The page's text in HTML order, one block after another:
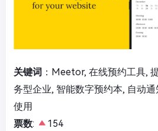
关键词 ：Meetor, 在线预约工具,
务型企业, 智能数字预约本, 自动
使用
票数:
154